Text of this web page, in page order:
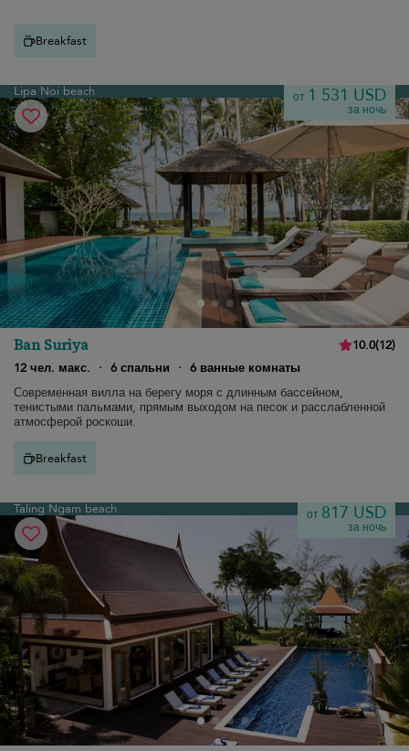
Breakfast
Lipa Noi beach от 1 531 USD
за ночь
Ban Suriya 10.0(12)
12 чел. макс.
· 6 спальни · 6 ванные комнаты
Современная вилла на берегу моря с длинным бассейном,
тенистыми пальмами, прямым выходом на песок и расслабленной
атмосферой роскоши.
Breakfast
Taling Ngam beach от 817 USD
за ночь